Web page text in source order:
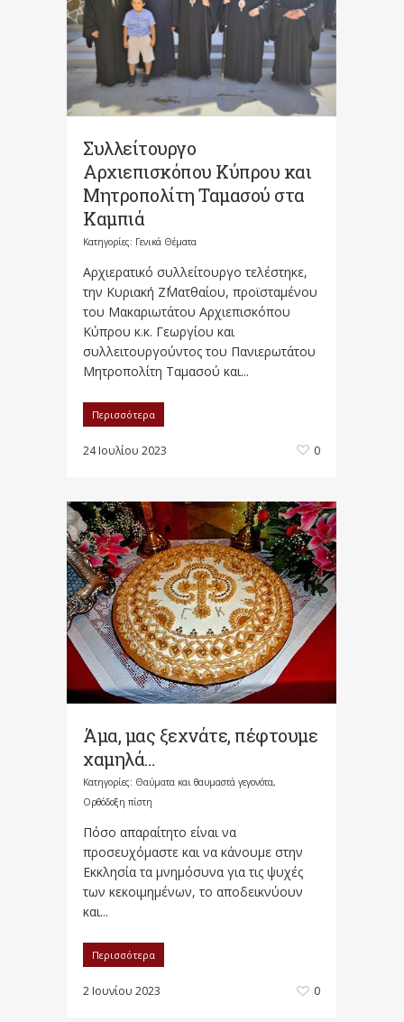
Συλλείτουργο
Αρχιεπισκόπου Κύπρου και
Μητροπολίτη Ταμασού στα
Καμπιά
Κατηγορίες: Γενικά Θέματα
Αρχιερατικό συλλείτουργο τελέστηκε,
την Κυριακή Ζ΄Ματθαίου, προϊσταμένου
του Μακαριωτάτου Αρχιεπισκόπου
Κύπρου κ.κ. Γεωργίου και
συλλειτουργούντος του Πανιερωτάτου
Μητροπολίτη Ταμασού και...
Περισσότερα
24 Ιουλίου 2023 0
Άμα, μας ξεχνάτε, πέφτουμε
χαμηλά…
Κατηγορίες: Θαύματα και θαυμαστά γεγονότα,
Ορθόδοξη πίστη
Πόσο απαραίτητο είναι να
προσευχόμαστε και να κάνουμε στην
Εκκλησία τα μνημόσυνα για τις ψυχές
των κεκοιμημένων, το αποδεικνύουν
και...
Περισσότερα
2 Ιουνίου 2023 0